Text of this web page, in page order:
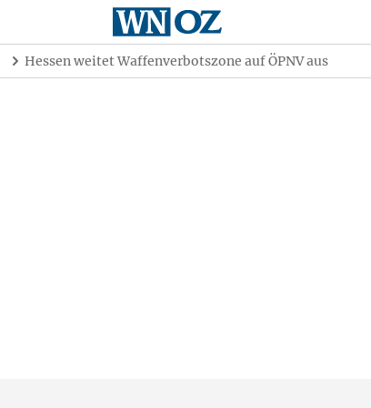
Hessen weitet Waffenverbotszone auf ÖPNV aus